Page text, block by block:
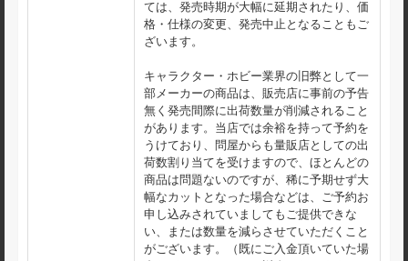
ては、発売時期が大幅に延期されたり、価
格・仕様の変更、発売中止となることもご
ざいます。
キャラクター・ホビー業界の旧弊として一
部メーカーの商品は、販売店に事前の予告
無く発売間際に出荷数量が削減されること
があります。当店では余裕を持って予約を
うけており、問屋からも量販店としての出
荷数割り当てを受けますので、ほとんどの
商品は問題ないのですが、稀に予期せず大
幅なカットとなった場合などは、ご予約お
申し込みされていましてもご提供できな
い、または数量を減らさせていただくこと
がございます。（既にご入金頂いていた場